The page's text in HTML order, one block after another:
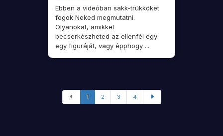
Ebben a videóban sakk-trükköket
fogok Neked megmutatni.
Olyanokat, amikkel
becserkészheted az ellenfél egy-
egy figuráját, vagy épphogy ...
1 2 3 4